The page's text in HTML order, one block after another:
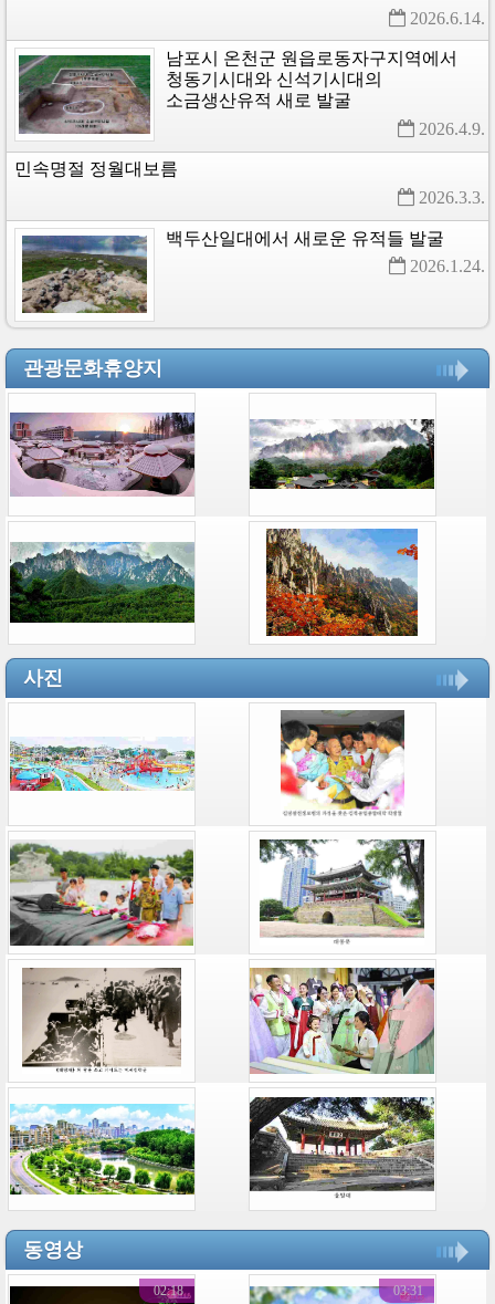
2026.6.14.
남포시 온천군 원읍로동자구지역에서
청동기시대와 신석기시대의
소금생산유적 새로 발굴
2026.4.9.
민속명절 정월대보름
2026.3.3.
백두산일대에서 새로운 유적들 발굴
2026.1.24.
관광문화휴양지
사진
동영상
02:18 03:31